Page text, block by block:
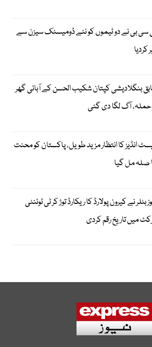
سی بی نے دو ٹیموں کو نئے ڈومیسٹک سیزن سے
کردیا
بنگلادیشی کپتان شکیب الحسن کے آبائی گھر
حملہ، آگ لگا دی گئی
انڈیز کا انتظار مزید طویل، پاکستان کو محنت
صلہ مل گیا
بٹلر نے کیرون پولارڈ کا ریکارڈ توڑ کر ٹی ٹوئنٹی
میں تاریخ رقم کردی